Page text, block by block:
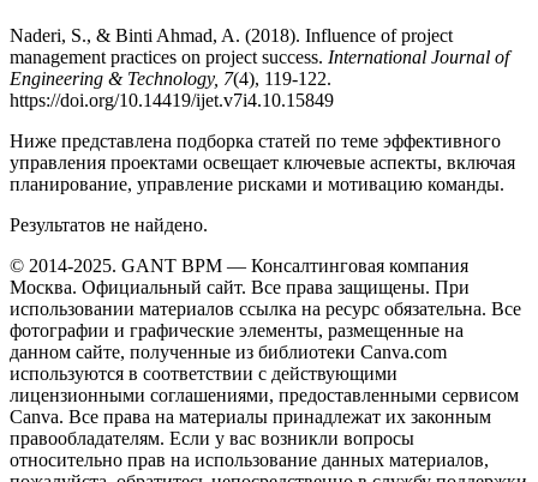
Naderi, S., & Binti Ahmad, A. (2018). Influence of project
management practices on project success. International Journal of
Engineering & Technology, 7(4), 119-122.
https://doi.org/10.14419/ijet.v7i4.10.15849
Ниже представлена подборка статей по теме эффективного
управления проектами освещает ключевые аспекты, включая
планирование, управление рисками и мотивацию команды.
Результатов не найдено.
© 2014-2025. GANT BPM — Консалтинговая компания
Москва. Официальный сайт. Все права защищены. При
использовании материалов ссылка на ресурс обязательна. Все
фотографии и графические элементы, размещенные на
данном сайте, полученные из библиотеки Canva.com
используются в соответствии с действующими
лицензионными соглашениями, предоставленными сервисом
Canva. Все права на материалы принадлежат их законным
правообладателям. Если у вас возникли вопросы
относительно прав на использование данных материалов,